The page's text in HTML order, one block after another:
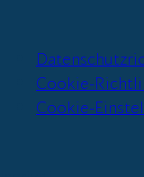
Cookie-
Cookie-